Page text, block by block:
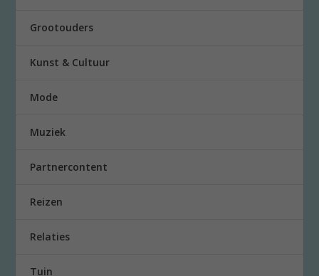
Grootouders
Kunst & Cultuur
Mode
Muziek
Partnercontent
Reizen
Relaties
Tuin